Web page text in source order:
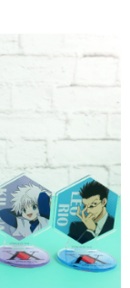
。
要取消訂單，請聯絡
需透過AFTEE先享
示為準，若有關於
「AFTEE先享後付
home
後付」服務完成之交
相關給付款項請求債
同意方可使用
查看運費